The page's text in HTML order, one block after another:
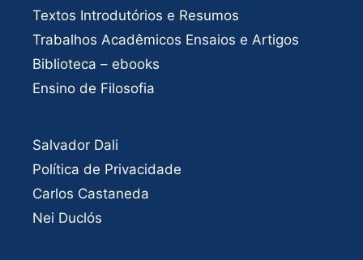
Textos Introdutórios e Resumos
Trabalhos Acadêmicos Ensaios e Artigos
Biblioteca – ebooks
Ensino de Filosofia
Salvador Dali
Política de Privacidade
Carlos Castaneda
Nei Duclós